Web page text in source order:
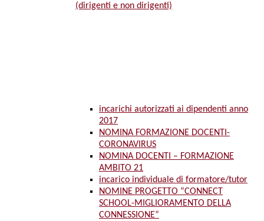
(dirigenti e non dirigenti)
incarichi autorizzati ai dipendenti anno
2017
NOMINA FORMAZIONE DOCENTI-
CORONAVIRUS
NOMINA DOCENTI – FORMAZIONE
AMBITO 21
incarico individuale di formatore/tutor
NOMINE PROGETTO “CONNECT
SCHOOL-MIGLIORAMENTO DELLA
CONNESSIONE”